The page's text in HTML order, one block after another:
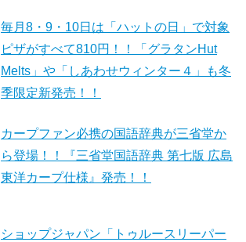
毎月8・9・10日は「ハットの日」で対象
ピザがすべて810円！！「グラタンHut
Melts」や「しあわせウィンター４」も冬
季限定新発売！！
カープファン必携の国語辞典が三省堂か
ら登場！！『三省堂国語辞典 第七版 広島
東洋カープ仕様』発売！！
ショップジャパン「トゥルースリーパー